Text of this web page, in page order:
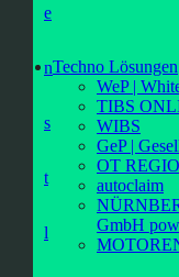
e
n
s
t
l
Techno Lösungen
WeP |
TIBS
WIBS
GeP |
OT REGIO
autoclaim
GmbH